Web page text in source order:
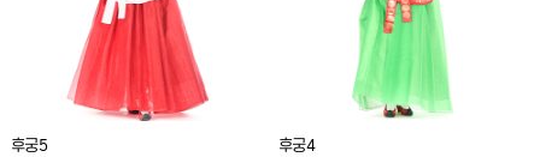
후궁5 후궁4